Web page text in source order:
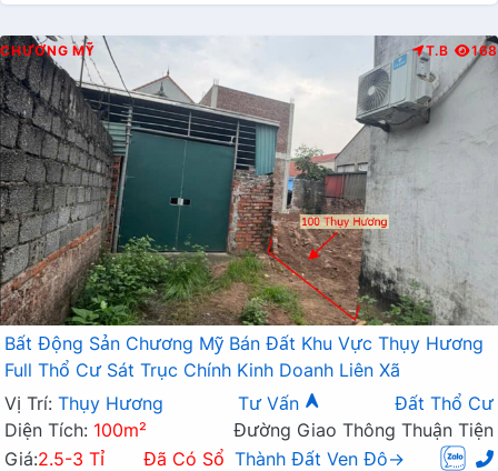
CHƯƠNG MỸ T.B 168
Bất Động Sản Chương Mỹ Bán Đất Khu Vực Thụy Hương
Full Thổ Cư Sát Trục Chính Kinh Doanh Liên Xã
Vị Trí: Thụy Hương Tư Vấn
Đất Thổ Cư
Diện Tích: 100m²
Đường Giao Thông Thuận Tiện
Giá:2.5-3 Tỉ Đã Có Sổ Thành Đất Ven Đô→